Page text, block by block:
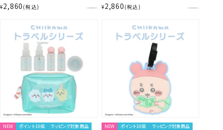
＜ うさぎ ＞ CW38394
¥2,860 税込
＜ ハチワレ ＞ CW38393
¥2,860 税込
NEW ポイント10倍
ラッピング対象商品
NEW ポイント10倍
ラッピング対象商品